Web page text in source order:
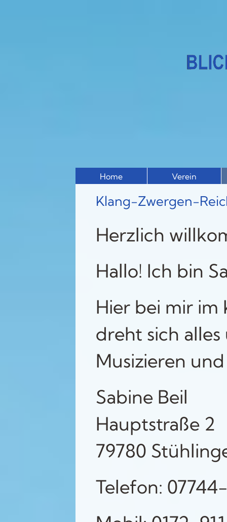
Home Verein
Klang-Zwergen-
Herzlich
Hallo! Ich bin
Hier bei mir
dreht sich alles
Musizieren
Sabine Beil
Hauptstraße 2
79780
Telefon: